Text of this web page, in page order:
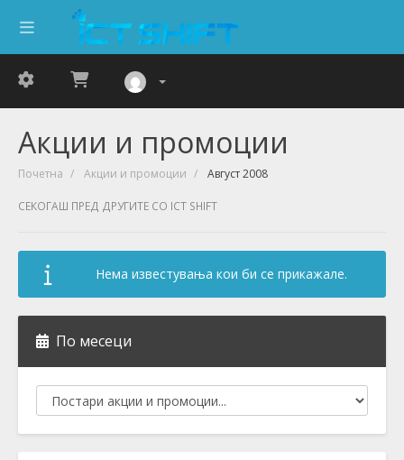
Акции и промоции
Почетна Акции и промоции Август 2008
СЕКОГАШ ПРЕД ДРУГИТЕ СО ICT SHIFT
Нема известувања кои би се прикажале.
По месеци